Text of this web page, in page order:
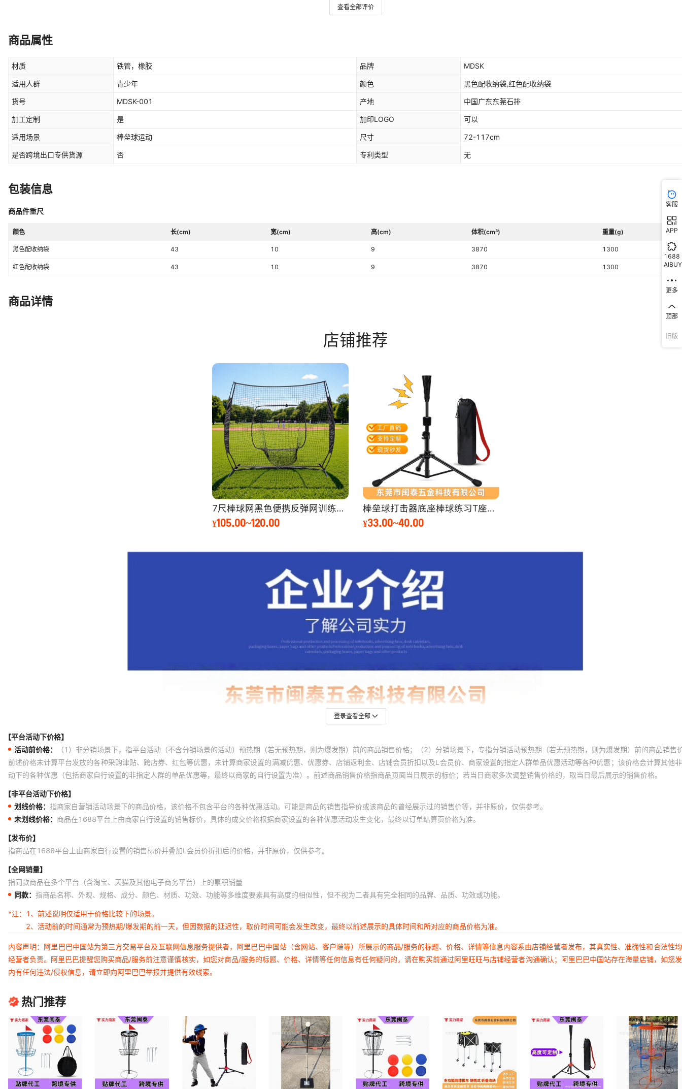
查看全部评价
商品属性
材质 铁管，橡胶 品牌 MDSK
适用人群 青少年 颜色 黑色配收纳袋,红色配收纳袋
货号 MDSK-001 产地 中国广东东莞石排
加工定制 是 加印LOGO 可以
适用场景 棒垒球运动 尺寸 72-117cm
是否跨境出口专供货源 否 专利类型 无
包装信息
商品件重尺
颜色 长(cm) 宽(cm) 高(cm) 体积(cm³) 重量(g)
黑色配收纳袋 43 10 9 3870 1300
红色配收纳袋 43 10 9 3870 1300
商品详情
登录查看全部
【平台活动下价格】
活动前价格：
（1）非分销场景下，指平台活动（不含分销场景的活动）预热期（若无预热期，则为爆发期）前的商品销售价格；（2）分销场景下，专指分销活动预热期（若无预热期，则为爆发期）前的商品销售
前述价格未计算平台发放的各种采购津贴、跨店券、红包等优惠，未计算商家设置的满减优惠、优惠券、店铺返利金、店铺会员折扣以及L会员价、商家设置的指定人群单品优惠活动等各种优惠；该价格会计算其他
动下的各种优惠（包括商家自行设置的非指定人群的单品优惠等，最终以商家的自行设置为准）。前述商品销售价格指商品页面当日展示的标价；若当日商家多次调整销售价格的，取当日最后展示的销售价格。
【非平台活动下价格】
划线价格： 指商家自营销活动场景下的商品价格，该价格不包含平台的各种优惠活动。可能是商品的销售指导价或该商品的曾经展示过的销售价等，并非原价，仅供参考。
未划线价格： 商品在1688平台上由商家自行设置的销售标价，具体的成交价格根据商家设置的各种优惠活动发生变化，最终以订单结算页价格为准。
【发布价】
指商品在1688平台上由商家自行设置的销售标价并叠加L会员价折扣后的价格，并非原价，仅供参考。
【全网销量】
指同款商品在多个平台（含淘宝、天猫及其他电子商务平台）上的累积销量
同款： 指商品名称、外观、规格、成分、颜色、材质、功效、功能等多维度要素具有高度的相似性，但不视为二者具有完全相同的品牌、品质、功效或功能。
*注：
1、前述说明仅适用于价格比较下的场景。
2、活动前的时间通常为预热期/爆发期的前一天，但因数据的延迟性，取价时间可能会发生改变，最终以前述展示的具体时间和所对应的商品价格为准。
内容声明：阿里巴巴中国站为第三方交易平台及互联网信息服务提供者，阿里巴巴中国站（含网站、客户端等）所展示的商品/服务的标题、价格、详情等信息内容系由店铺经营者发布，其真实性、准确性和合法性
经营者负责。阿里巴巴提醒您购买商品/服务前注意谨慎核实，如您对商品/服务的标题、价格、详情等任何信息有任何疑问的，请在购买前通过阿里旺旺与店铺经营者沟通确认；阿里巴巴中国站存在海量店铺，如您
内有任何违法/侵权信息，请立即向阿里巴巴举报并提供有效线索。
热门推荐
客服
APP
1688
AIBUY
更多
顶部
旧版